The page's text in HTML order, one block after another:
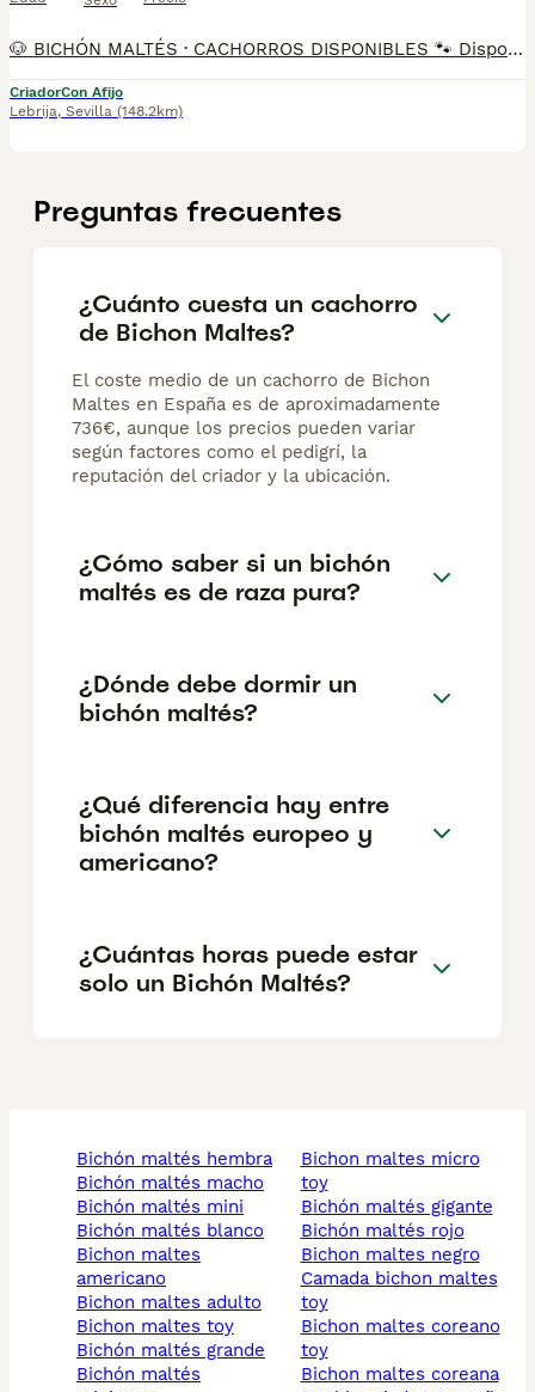
🐶 BICHÓN MALTÉS · CACHORROS DISPONIBLES 🐾 Disponibles preciosos cachorros de Bichón Maltés 🐾 El Bichón Maltés es una raza pequeña, elegante y muy cariñosa. Destaca por su carácter dulce, alegre y sociable, creando un fuerte vínculo con su familia. Es ideal como perro de compañía, se adapta perfectamente a la vida en piso y es muy apreciado por su temperamento equilibrado. Somos Mascotas del Sur, criadores responsables ubicados en Sevilla. 📸 Instagram: @mimascotasdelsur057 Para ver más fotos y vídeos reales de nuestros cachorros. 🚚 Realizamos envíos a toda España y Gibraltar • El precio del envío no está incluido en el precio del cachorro • Posibilidad de envío o recogida directa en nuestras instalaciones 📹 Disponemos de videollamada para conocer a los cachorros antes de la reserva. 💳 Posibilidad de reserva y pago contrareembolso 💰 El precio indicado en el anuncio es real. Nuestros cachorros se entregan criados en ambiente familiar, con cariño y socialización desde pequeños, revisados por veterinario y con: • Chip • Pasaporte y cartilla sanitaria • Vacunados y desparasitados • Contrato con garantías víricas y congénitas 📞 Teléfono: 611 72 32 26 🐶 Criados con dedicación, respeto y mucho amor. ⚠️ Solo atendemos a personas realmente interesadas en ofrecer un buen hogar. #bichonmaltes #maltes #cachorros #mascotasdelsur #criadoresresponsables #perrospequeños #perrosdefamilia #sevilla #andalucia #enviosatodaespaña #gibraltar #perroscongarantia #cachorrosenventa #amorcanino #perrosdecompañia
CriadorCon Afijo
Lebrija, Sevilla (148.2km)
Preguntas frecuentes
¿Cuánto cuesta un cachorro
de Bichon Maltes?
El coste medio de un cachorro de Bichon
Maltes en España es de aproximadamente
736€, aunque los precios pueden variar
según factores como el pedigrí, la
reputación del criador y la ubicación.
¿Cómo saber si un bichón
maltés es de raza pura?
¿Dónde debe dormir un
bichón maltés?
¿Qué diferencia hay entre
bichón maltés europeo y
americano?
¿Cuántas horas puede estar
solo un Bichón Maltés?
bichón maltés hembra
bichón maltés macho
bichón maltés mini
bichón maltés blanco
bichon maltes
americano
bichon maltes adulto
bichon maltes toy
bichón maltés grande
bichón maltés
bichon maltes micro
toy
bichón maltés gigante
bichón maltés rojo
bichon maltes negro
camada bichon maltes
toy
bichon maltes coreano
toy
bichon maltes coreana